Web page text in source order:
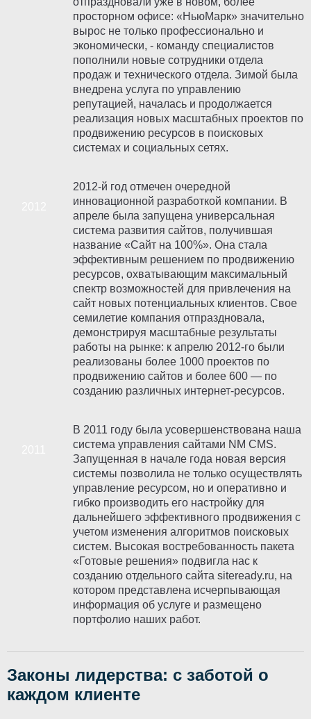
просторном офисе: «НьюМарк» значительно
вырос не только профессионально и
экономически, - команду специалистов
пополнили новые сотрудники отдела
продаж и технического отдела. Зимой была
внедрена услуга по управлению
репутацией, началась и продолжается
реализация новых масштабных проектов по
продвижению ресурсов в поисковых
системах и социальных сетях.
2012-й год отмечен очередной
инновационной разработкой компании. В
апреле была запущена универсальная
система развития сайтов, получившая
название «Сайт на 100%». Она стала
эффективным решением по продвижению
ресурсов, охватывающим максимальный
спектр возможностей для привлечения на
сайт новых потенциальных клиентов. Свое
семилетие компания отпраздновала,
демонстрируя масштабные результаты
работы на рынке: к апрелю 2012-го были
реализованы более 1000 проектов по
продвижению сайтов и более 600 — по
созданию различных интернет-ресурсов.
В 2011 году была усовершенствована наша
система управления сайтами NM CMS.
Запущенная в начале года новая версия
системы позволила не только осуществлять
управление ресурсом, но и оперативно и
гибко производить его настройку для
дальнейшего эффективного продвижения с
учетом изменения алгоритмов поисковых
систем. Высокая востребованность пакета
«Готовые решения» подвигла нас к
созданию отдельного сайта siteready.ru, на
котором представлена исчерпывающая
информация об услуге и размещено
портфолио наших работ.
Законы лидерства: с заботой о
каждом клиенте